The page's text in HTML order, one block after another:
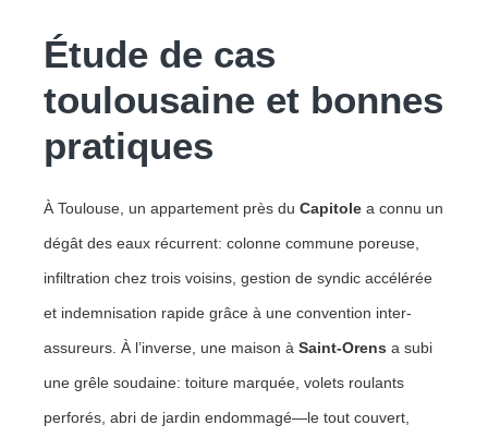
Étude de cas
toulousaine et bonnes
pratiques
À Toulouse, un appartement près duCapitole a connu un
dégât des eaux récurrent: colonne commune poreuse,
infiltration chez trois voisins, gestion de syndic accélérée
et indemnisation rapide grâce à une convention inter-
assureurs. À l’inverse, une maison àSaint-Orens a subi
une grêle soudaine: toiture marquée, volets roulants
perforés, abri de jardin endommagé—le tout couvert,